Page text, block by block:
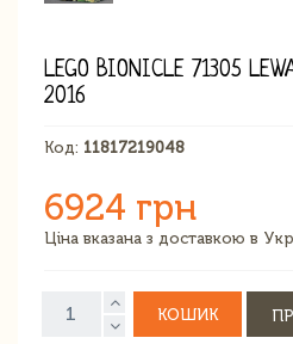
LEGO BIONICLE 71305
2016
Код: 11817219048
6924 грн
Ціна вказана з доставкою в
КОШИК